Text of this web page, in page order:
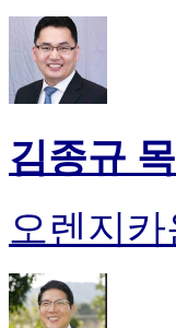
김종규
오렌지